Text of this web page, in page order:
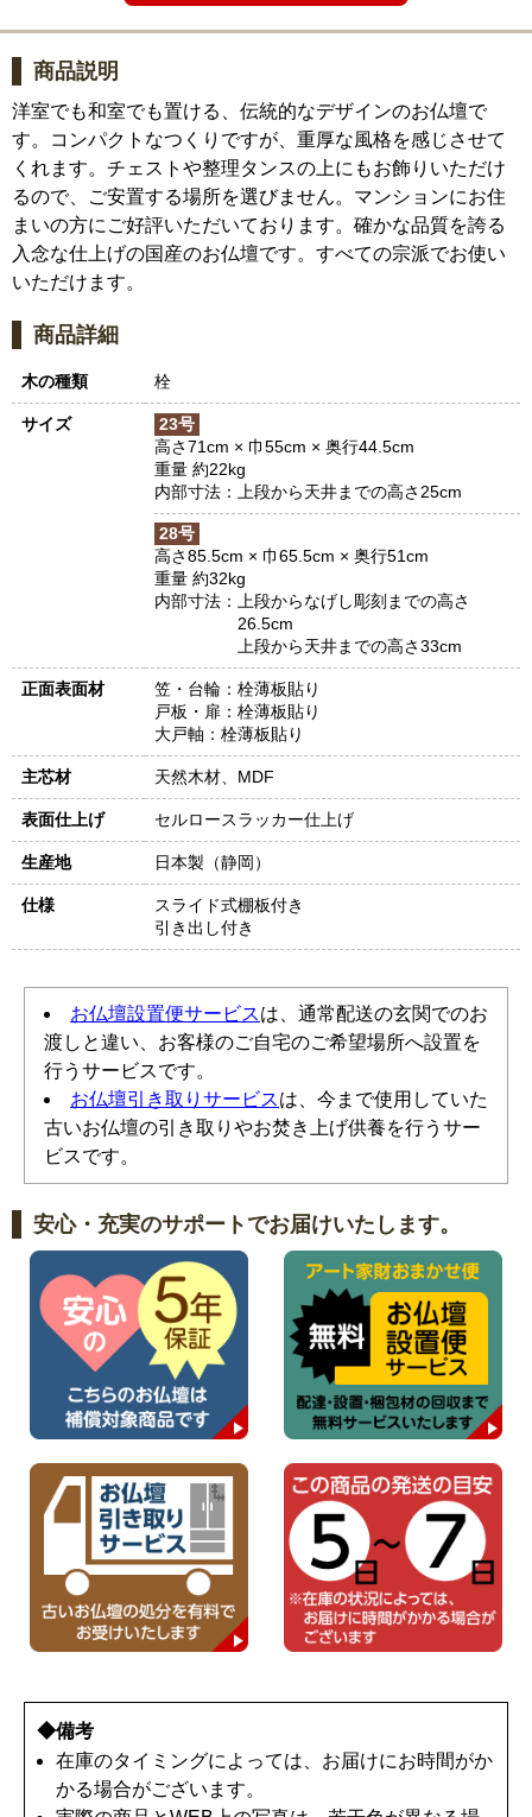
商品説明
洋室でも和室でも置ける、伝統的なデザインのお仏壇で
す。コンパクトなつくりですが、重厚な風格を感じさせて
くれます。チェストや整理タンスの上にもお飾りいただけ
るので、ご安置する場所を選びません。マンションにお住
まいの方にご好評いただいております。確かな品質を誇る
入念な仕上げの国産のお仏壇です。すべての宗派でお使い
いただけます。
商品詳細
木の種類 栓
サイズ
23号
高さ71cm × 巾55cm × 奥行44.5cm
重量 約22kg
内部寸法： 上段から天井までの高さ25cm
28号
高さ85.5cm × 巾65.5cm × 奥行51cm
重量 約32kg
内部寸法：
上段からなげし彫刻までの高さ
26.5cm
上段から天井までの高さ33cm
正面表面材
笠・台輪：栓薄板貼り
戸板・扉：栓薄板貼り
大戸軸：栓薄板貼り
主芯材 天然木材、MDF
表面仕上げ セルロースラッカー仕上げ
生産地 日本製（静岡）
仕様
スライド式棚板付き
引き出し付き
お仏壇設置便サービスは、通常配送の玄関でのお
渡しと違い、お客様のご自宅のご希望場所へ設置を
行うサービスです。
お仏壇引き取りサービスは、今まで使用していた
古いお仏壇の引き取りやお焚き上げ供養を行うサー
ビスです。
安心・充実のサポートでお届けいたします。
◆備考
在庫のタイミングによっては、お届けにお時間がか
かる場合がございます。